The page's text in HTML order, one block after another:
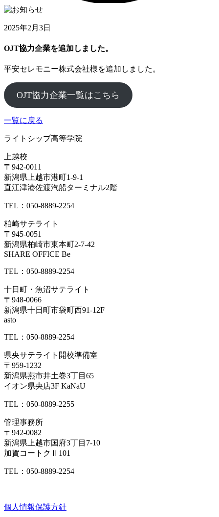
2025年2月3日
OJT協力企業を追加しました。
平安セレモニー株式会社様を追加しました。
OJT協力企業一覧はこちら
一覧に戻る
ライトシップ高等学院
上越校
〒942-0011
新潟県上越市港町1-9-1
直江津港佐渡汽船ターミナル2階
TEL：050-8889-2254
柏崎サテライト
〒945-0051
新潟県柏崎市東本町2-7-42
SHARE OFFICE Be
TEL：050-8889-2254
十日町・魚沼サテライト
〒948-0066
新潟県十日町市袋町西91-12F
asto
TEL：050-8889-2254
県央サテライト開校準備室
〒959-1232
新潟県燕市井土巻3丁目65
イオン県央店3F KaNaU
TEL：050-8889-2255
管理事務所
〒942-0082
新潟県上越市国府3丁目7-10
加賀コートクⅡ101
TEL：050-8889-2254
個人情報保護方針